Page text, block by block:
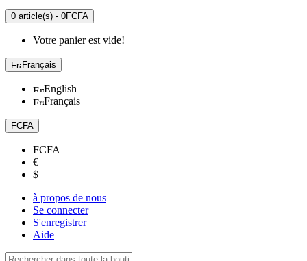
0 article(s) - 0FCFA
Votre panier est vide!
Français
English
Français
FCFA
FCFA
€
$
à propos de nous
Se connecter
S'enregistrer
Aide